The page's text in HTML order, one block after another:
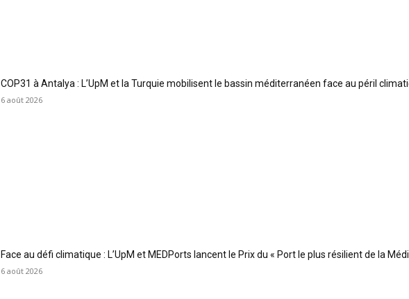
COP31 à Antalya : L’UpM et la Turquie mobilisent le bassin méditerranéen face au péril
6 août 2026
Face au défi climatique : L’UpM et MEDPorts lancent le Prix du « Port le plus résilient de la
6 août 2026